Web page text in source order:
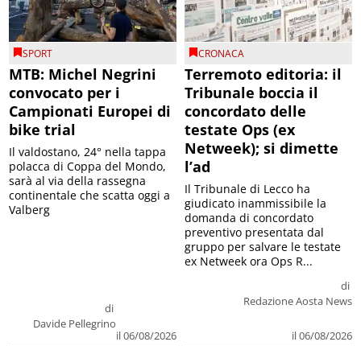
SPORT
MTB: Michel Negrini
convocato per i
Campionati Europei di
bike trial
di
Davide Pellegrino
il 06/08/2026
Il valdostano, 24° nella tappa
polacca di Coppa del Mondo,
sarà al via della rassegna
continentale che scatta oggi a
Valberg
CRONACA
Terremoto editoria: il
Tribunale boccia il
concordato delle
testate Ops (ex
Netweek); si dimette
l’ad
di
Redazione Aosta News
il 06/08/2026
Il Tribunale di Lecco ha
giudicato inammissibile la
domanda di concordato
preventivo presentata dal
gruppo per salvare le testate
ex Netweek ora Ops R...